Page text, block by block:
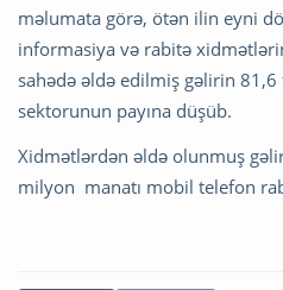
məlumata görə, ötən ilin eyni
informasiya və rabitə
sahədə əldə edilmiş gəlirin
sektorunun payına düşüb.
Xidmətlərdən əldə olunmuş
milyon manatı mobil telefon